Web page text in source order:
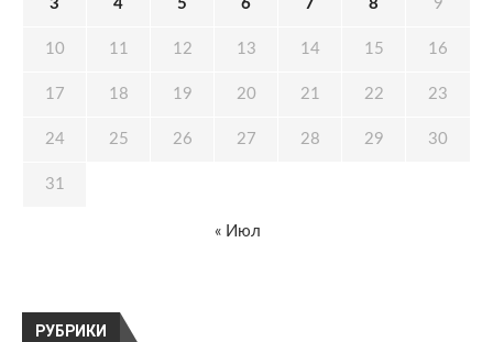
РУБРИКИ
3 4 5 6 7 8 9
10 11 12 13 14 15 16
17 18 19 20 21 22 23
24 25 26 27 28 29 30
31
« Июл